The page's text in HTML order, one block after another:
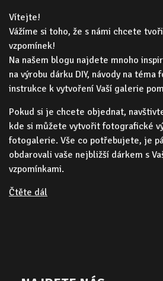
Vítejte!
Vážíme si toho, že s námi chcete
vzpomínek!
Na našem blogu najdete mnoho
na výrobu dárku DIY, návody na
instrukce k vytvoření Vaší galerie
Pokud si je chcete objednat,
kde si můžete vytvořit fotografické
fotogalerie. Vše co potřebujete, je
obdarovali vaše nejbližší dárkem s
vzpomínkami.
Čtěte dál